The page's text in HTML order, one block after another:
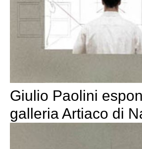
Giulio Paolini
galleria Artiaco di